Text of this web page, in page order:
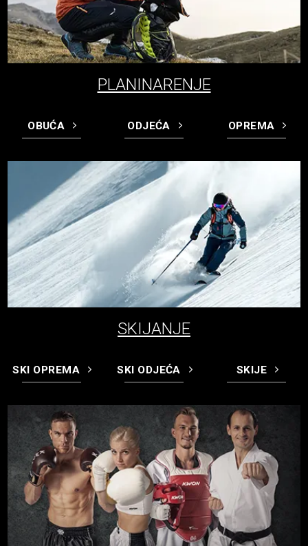
PLANINARENJE
OBUĆA ODJEĆA OPREMA
SKIJANJE
SKI OPREMA SKI ODJEĆA SKIJE